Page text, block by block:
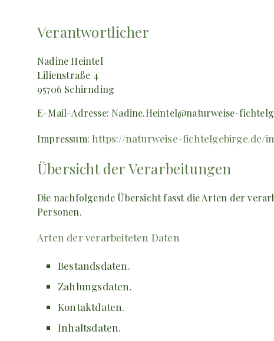
Verantwortlicher
Nadine Heintel
Lilienstraße 4
95706 Schirnding
E-Mail-Adresse: Nadine.Heintel@naturweise-
Impressum: https://naturweise-fichtelgebirge.de/
Übersicht der Verarbeitungen
Die nachfolgende Übersicht fasst die Arten der
Personen.
Arten der verarbeiteten Daten
Bestandsdaten.
Zahlungsdaten.
Kontaktdaten.
Inhaltsdaten.